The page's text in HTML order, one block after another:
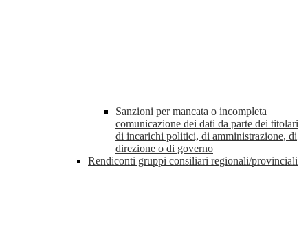
Sanzioni per mancata o incompleta
comunicazione dei dati da parte dei titolari
di incarichi politici, di amministrazione, di
direzione o di governo
Rendiconti gruppi consiliari regionali/provinciali